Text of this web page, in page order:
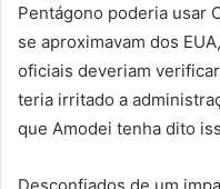
Pentágono poderia usar
se aproximavam dos
oficiais deveriam
teria irritado a
que Amodei tenha dito